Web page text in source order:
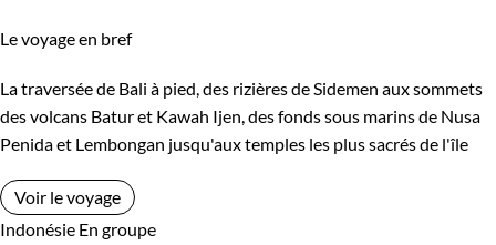
Le voyage en bref
La traversée de Bali à pied, des rizières de Sidemen aux sommets
des volcans Batur et Kawah Ijen, des fonds sous marins de Nusa
Penida et Lembongan jusqu'aux temples les plus sacrés de l'île
Voir le voyage
Indonésie En groupe